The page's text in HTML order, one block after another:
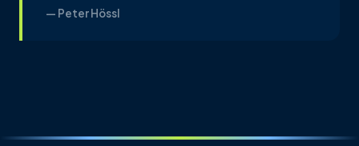
— Peter Hössl